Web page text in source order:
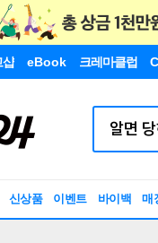
샵 eBook 크레마클럽
신상품 이벤트 바이백 매